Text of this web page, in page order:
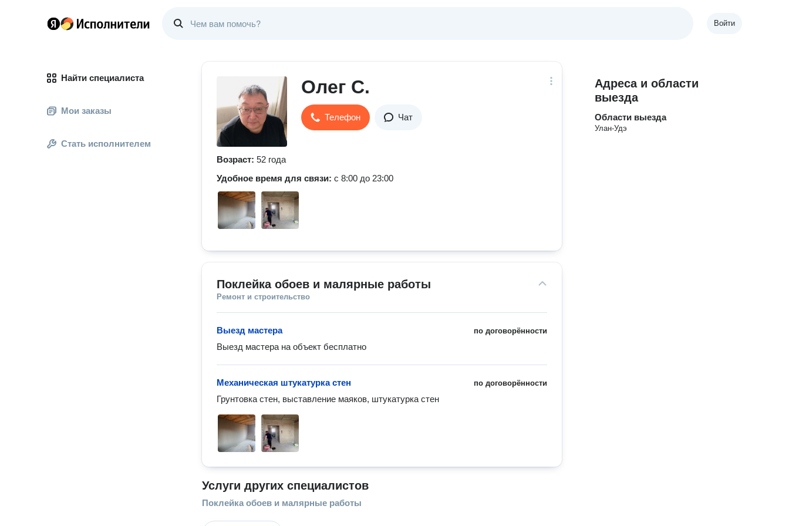
Войти
Найти специалиста
Мои заказы
Стать исполнителем
Олег С.
Телефон Чат
Возраст: 52 года
Удобное время для связи: с 8:00 до 23:00
Поклейка обоев и малярные работы
Ремонт и строительство
по договорённости
Выезд мастера
Выезд мастера на объект бесплатно
по договорённости
Механическая штукатурка стен
Грунтовка стен, выставление маяков, штукатурка стен
Услуги других специалистов
Поклейка обоев и малярные работы
Адреса и области
выезда
Области выезда
Улан-Удэ